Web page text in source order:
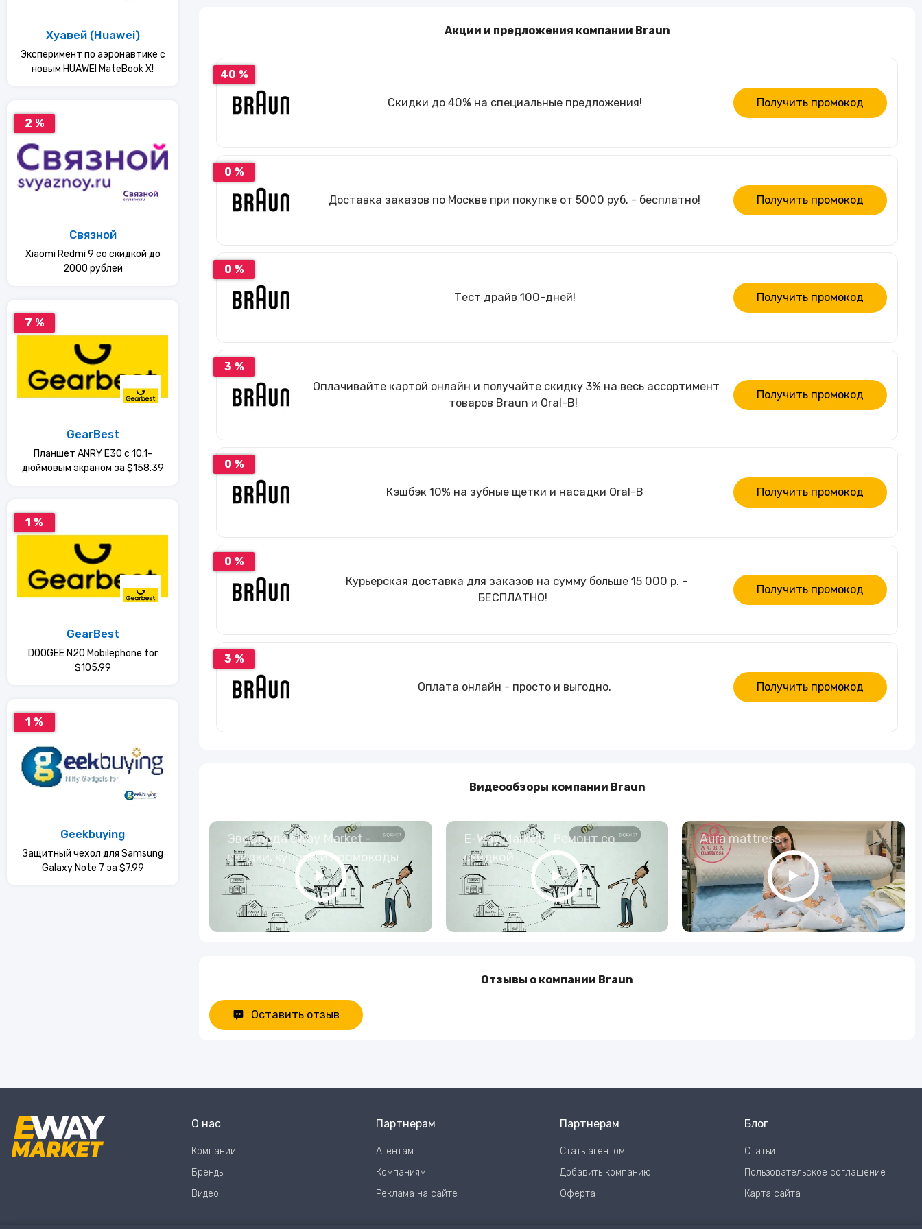
Красота и здоровье
Акции и предложения компании Braun
40 %
Скидки до 40% на специальные предложения! Получить промокод
0 %
Доставка заказов по Москве при покупке от 5000 руб. - бесплатно! Получить промокод
0 %
Тест драйв 100-дней! Получить промокод
3 %
Оплачивайте картой онлайн и получайте скидку 3% на весь ассортимент
товаров Braun и Oral-B!
Получить промокод
0 %
Кэшбэк 10% на зубные щетки и насадки Oral-B Получить промокод
0 %
Курьерская доставка для заказов на сумму больше 15 000 р. -
БЕСПЛАТНО!
Получить промокод
3 %
Оплата онлайн - просто и выгодно. Получить промокод
Видеообзоры компании Braun
ЭвоСреда eWay Market -
скидки, купоны и промокоды
E-Way.Market - Ремонт со
скидкой
Aura mattress
Отзывы о компании Braun
Оставить отзыв
Хуавей (Huawei)
Эксперимент по аэронавтике с
новым HUAWEI MateBook X!
2 %
Связной
Xiaomi Redmi 9 со скидкой до
2000 рублей
7 %
GearBest
Планшет ANRY E30 с 10.1-
дюймовым экраном за $158.39
1 %
GearBest
DOOGEE N20 Mobilephone for
$105.99
1 %
Geekbuying
Защитный чехол для Samsung
Galaxy Note 7 за $7.99
О нас
Компании
Бренды
Видео
Партнерам
Агентам
Компаниям
Реклама на сайте
Партнерам
Стать агентом
Добавить компанию
Оферта
Блог
Статьи
Пользовательское соглашение
Карта сайта